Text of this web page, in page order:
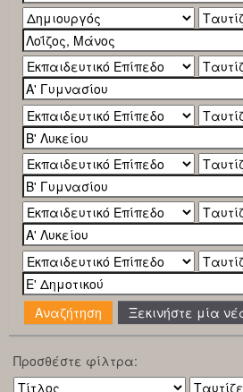
Ξεκινήστε μία
Προσθέστε φίλτρα: